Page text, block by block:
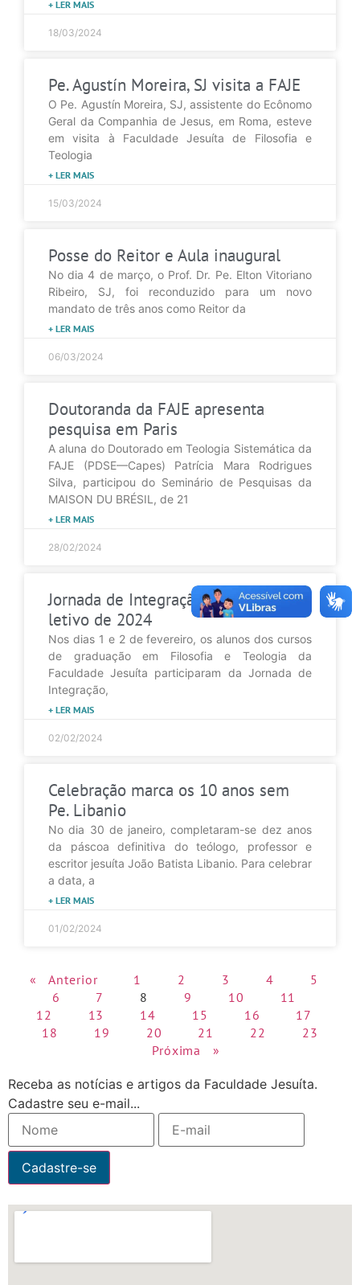
+ LER MAIS
18/03/2024
Pe. Agustín Moreira, SJ visita a FAJE
O Pe. Agustín Moreira, SJ, assistente do Ecônomo
Geral da Companhia de Jesus, em Roma, esteve
em visita à Faculdade Jesuíta de Filosofia e
Teologia
+ LER MAIS
15/03/2024
Posse do Reitor e Aula inaugural
No dia 4 de março, o Prof. Dr. Pe. Elton Vitoriano
Ribeiro, SJ, foi reconduzido para um novo
mandato de três anos como Reitor da
+ LER MAIS
06/03/2024
Doutoranda da FAJE apresenta
pesquisa em Paris
A aluna do Doutorado em Teologia Sistemática da
FAJE (PDSE—Capes) Patrícia Mara Rodrigues
Silva, participou do Seminário de Pesquisas da
MAISON DU BRÉSIL, de 21
+ LER MAIS
28/02/2024
Jornada de Integração abre ano
letivo de 2024
Nos dias 1 e 2 de fevereiro, os alunos dos cursos
de graduação em Filosofia e Teologia da
Faculdade Jesuíta participaram da Jornada de
Integração,
+ LER MAIS
02/02/2024
Celebração marca os 10 anos sem
Pe. Libanio
No dia 30 de janeiro, completaram-se dez anos
da páscoa definitiva do teólogo, professor e
escritor jesuíta João Batista Libanio. Para celebrar
a data, a
+ LER MAIS
01/02/2024
« Anterior 1 2 3 4
5
6
7 8 9 10
11
12
13 14 15 16
17
18
19 20 21 22
23
Próxima »
Receba as notícias e artigos da Faculdade Jesuíta.
Cadastre seu e-mail...